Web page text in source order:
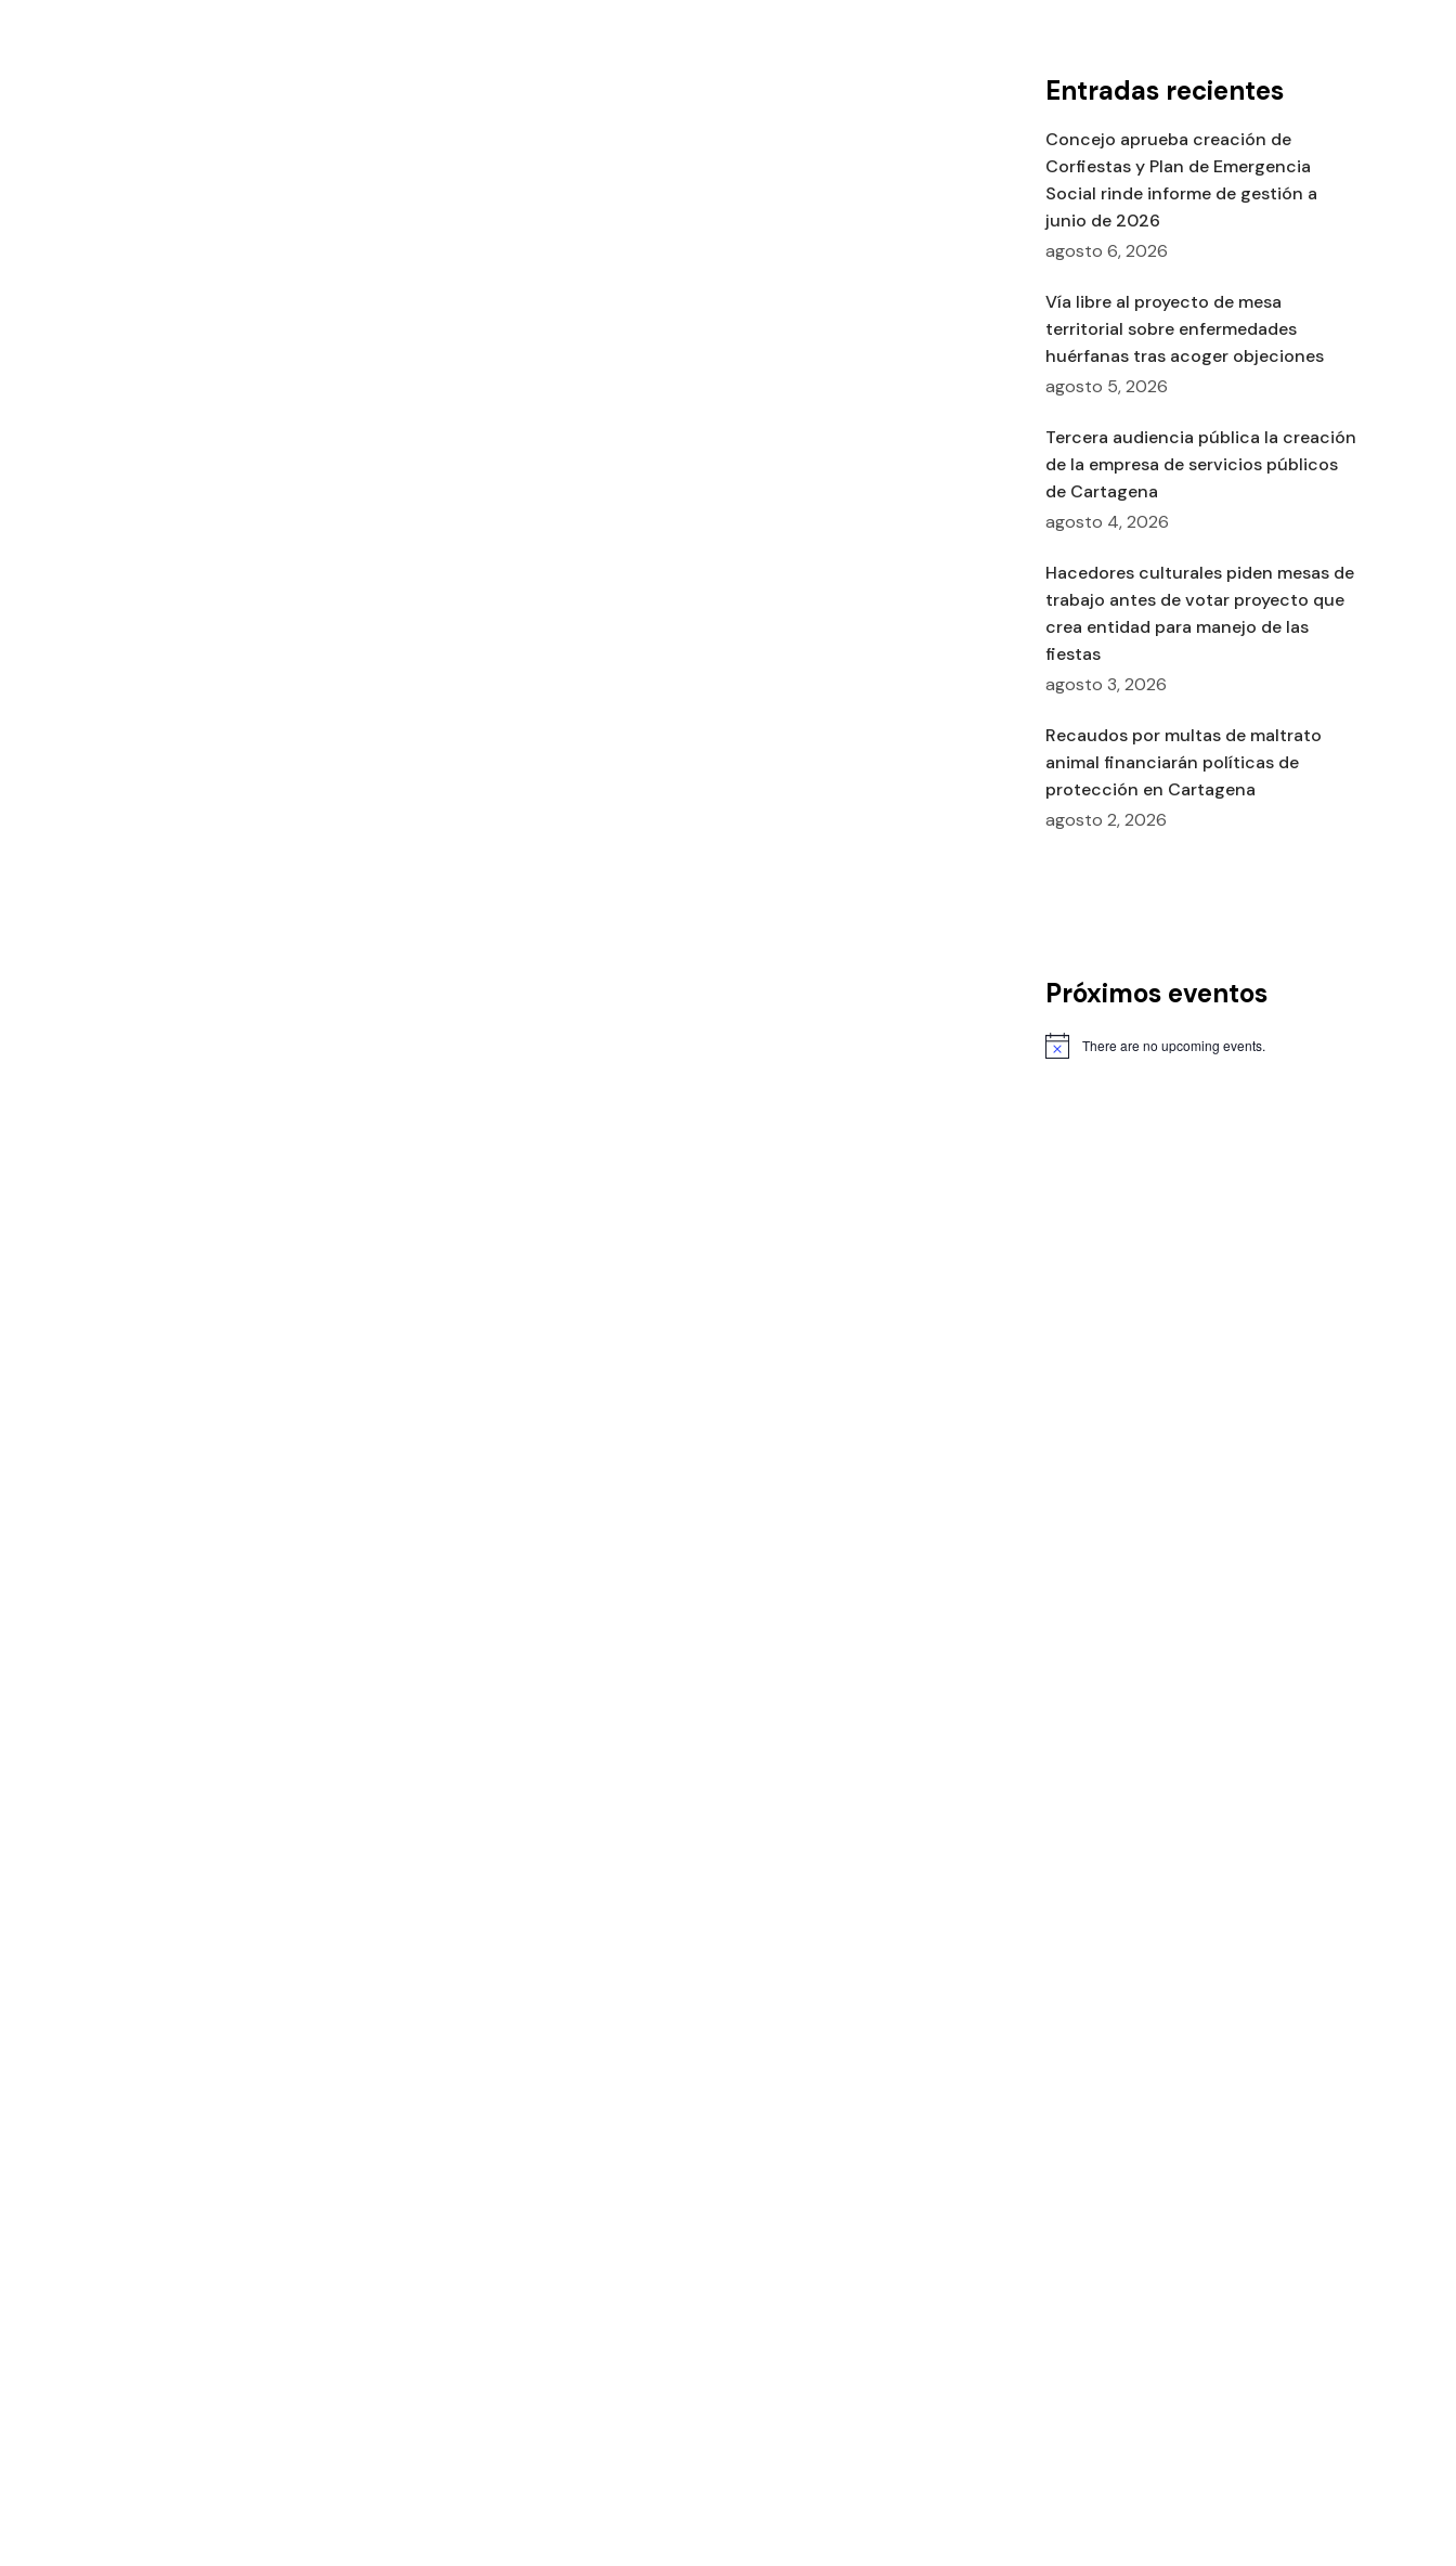
Entradas recientes
Concejo aprueba creación de
Corfiestas y Plan de Emergencia
Social rinde informe de gestión a
junio de 2026
agosto 6, 2026
Vía libre al proyecto de mesa
territorial sobre enfermedades
huérfanas tras acoger objeciones
agosto 5, 2026
Tercera audiencia pública la creación
de la empresa de servicios públicos
de Cartagena
agosto 4, 2026
Hacedores culturales piden mesas de
trabajo antes de votar proyecto que
crea entidad para manejo de las
fiestas
agosto 3, 2026
Recaudos por multas de maltrato
animal financiarán políticas de
protección en Cartagena
agosto 2, 2026
Próximos eventos
There are no upcoming events.